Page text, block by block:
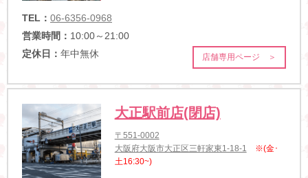
TEL： 06-6356-0968
営業時間： 10:00～21:00
定休日： 年中無休 店舗専用ページ ＞
大正駅前店(閉店)
〒551-0002
大阪府大阪市大正区三軒家東1-18-1
※(金･
土16:30~)